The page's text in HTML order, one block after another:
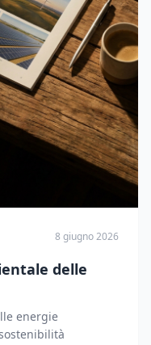
8 giugno 2026
delle
energie